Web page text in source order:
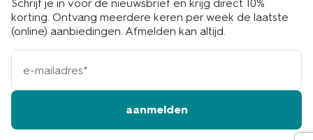
Schrijf je in voor de nieuwsbrief en krijg direct 10%
korting. Ontvang meerdere keren per week de laatste
(online) aanbiedingen. Afmelden kan altijd.
e-
mailadres
aanmelden